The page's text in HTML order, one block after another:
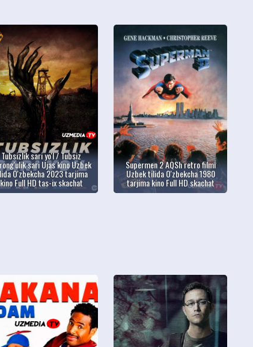
Tubsizlik sari yo'l / Tubsiz
sari Ujas kino Uzbek
O'zbekcha 2023 tarjima
kino Full HD tas-ix skachat
Supermen 2 AQSh retro filmi
Uzbek tilida O'zbekcha 1980
tarjima kino Full HD skachat